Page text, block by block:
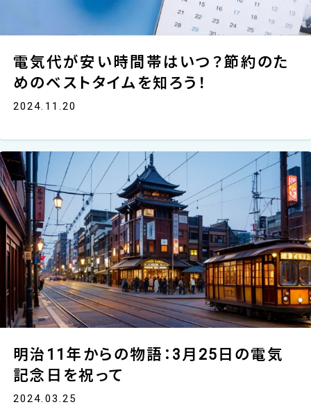
電気代が安い時間帯はいつ？節約のた
めのベストタイムを知ろう！
2024.11.20
明治11年からの物語：3月25日の電気
記念日を祝って
2024.03.25